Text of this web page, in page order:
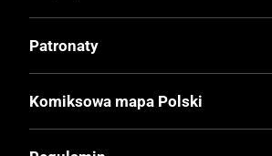
Patronaty
Komiksowa mapa Polski